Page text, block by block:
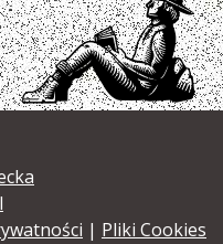
| Pliki Cookies